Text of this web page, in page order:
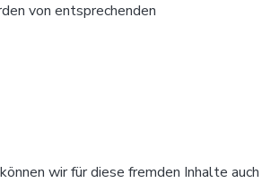
von entsprechenden
wir für diese fremden Inhalte auch